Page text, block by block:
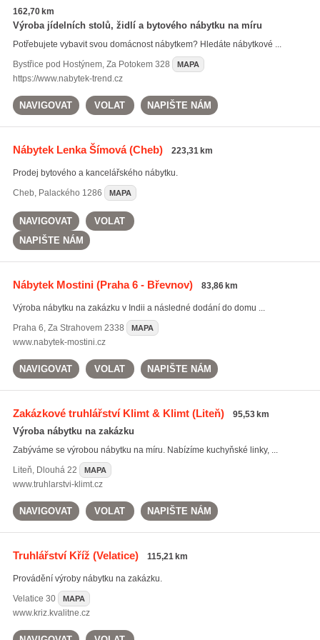
162,70 km
Výroba jídelních stolů, židlí a bytového nábytku na míru
Potřebujete vybavit svou domácnost nábytkem? Hledáte nábytkové ...
Bystřice pod Hostýnem, Za Potokem 328 MAPA
https://www.nabytek-trend.cz
NAVIGOVAT VOLAT NAPIŠTE NÁM
Nábytek Lenka Šímová(Cheb) 223,31 km
Prodej bytového a kancelářského nábytku.
Cheb, Palackého 1286 MAPA
NAVIGOVAT
VOLAT
NAPIŠTE NÁM
Nábytek Mostini(Praha 6 - Břevnov) 83,86 km
Výroba nábytku na zakázku v Indii a následné dodání do domu ...
Praha 6, Za Strahovem 2338 MAPA
www.nabytek-mostini.cz
NAVIGOVAT VOLAT NAPIŠTE NÁM
Zakázkové truhlářství Klimt & Klimt(Liteň) 95,53 km
Výroba nábytku na zakázku
Zabýváme se výrobou nábytku na míru. Nabízíme kuchyňské linky, ...
Liteň, Dlouhá 22 MAPA
www.truhlarstvi-klimt.cz
NAVIGOVAT VOLAT NAPIŠTE NÁM
Truhlářství Kříž (Velatice) 115,21 km
Provádění výroby nábytku na zakázku.
Velatice 30 MAPA
www.kriz.kvalitne.cz